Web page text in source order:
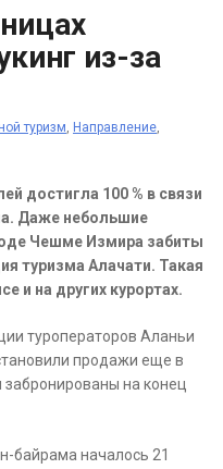
из-за
туризм, Направление,
достигла 100 % в связи
Даже небольшие
Чешме Измира забиты
туризма Алачати. Такая
и на других курортах.
туроператоров Аланьи
продажи еще в
на конец
байрама началось 21